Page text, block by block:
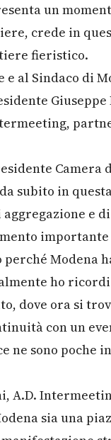
un
crede in
fieristico.
e al Sindaco di
Camera
subito in
e
Modena
ho
dove ora si
con un
ne sono poche
A.D.
sia una